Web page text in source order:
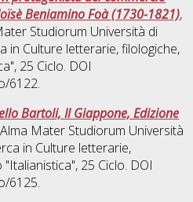
Beniamino Foà (1730-1821),
Studiorum Università di
in Culture letterarie, filologiche,
, 25 Ciclo. DOI
6122.
Bartoli, Il Giappone, Edizione
Mater Studiorum Università
in Culture letterarie,
"Italianistica", 25 Ciclo. DOI
6125.